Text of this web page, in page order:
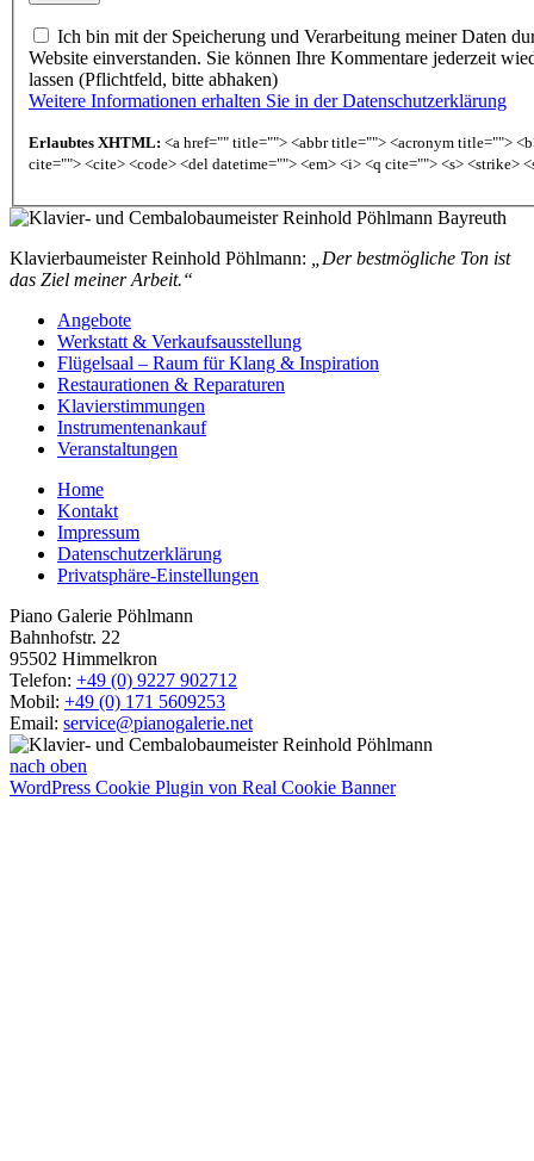
Ich bin mit der Speicherung und Verarbeitung meiner Daten
Website einverstanden. Sie können Ihre Kommentare jederzeit
lassen (Pflichtfeld, bitte abhaken)
Weitere Informationen erhalten Sie in der Datenschutzerklärung
Erlaubtes XHTML: <a href="" title=""> <abbr title=""> <acronym title="">
cite=""> <cite> <code> <del datetime=""> <em> <i> <q cite=""> <s> <strike>
Klavierbaumeister Reinhold Pöhlmann:
„Der bestmögliche Ton ist
das Ziel meiner Arbeit.“
Angebote
Werkstatt & Verkaufsausstellung
Flügelsaal – Raum für Klang & Inspiration
Restaurationen & Reparaturen
Klavierstimmungen
Instrumentenankauf
Veranstaltungen
Home
Kontakt
Impressum
Datenschutzerklärung
Privatsphäre-Einstellungen
Piano Galerie Pöhlmann
Bahnhofstr. 22
95502 Himmelkron
Telefon: +49 (0) 9227 902712
Mobil: +49 (0) 171 5609253
Email: service@pianogalerie.net
nach oben
WordPress Cookie Plugin von Real Cookie Banner